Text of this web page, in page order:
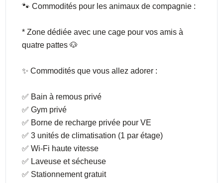
🐾 Commodités pour les animaux de compagnie :
* Zone dédiée avec une cage pour vos amis à
quatre pattes 🐶
✨ Commodités que vous allez adorer :
✅ Bain à remous privé
✅ Gym privé
✅ Borne de recharge privée pour VE
✅ 3 unités de climatisation (1 par étage)
✅ Wi-Fi haute vitesse
✅ Laveuse et sécheuse
✅ Stationnement gratuit